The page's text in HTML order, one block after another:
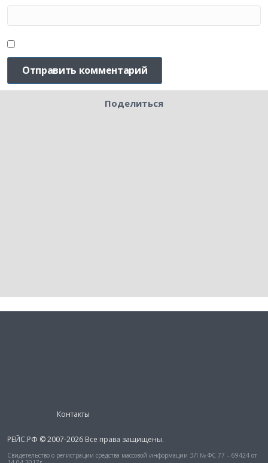
Поделиться
Контакты
РЕЙС.РФ © 2007-2026 Все права защищены.
Свидетельство о регистрации средства массовой информации ЭЛ № ФС 77 – 69424 от